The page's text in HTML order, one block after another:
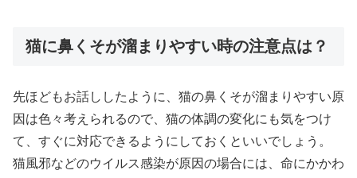
猫に鼻くそが溜まりやすい時の注意点は？
先ほどもお話ししたように、猫の鼻くそが溜まりやすい原
因は色々考えられるので、猫の体調の変化にも気をつけ
て、すぐに対応できるようにしておくといいでしょう。
猫風邪などのウイルス感染が原因の場合には、命にかかわ